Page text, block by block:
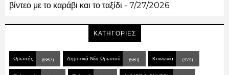
βίντεο με το καράβι και το ταξίδι - 7/27/2026
ΚΑΤΗΓΟΡΙΕΣ
Ωρωπός (687) Δημοτικά Νέα Ωρωπού (581) Κοινωνία (374)